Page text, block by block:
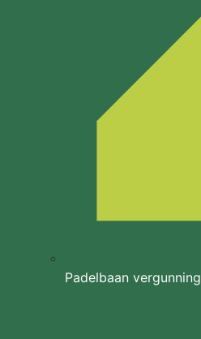
Padelbaan vergunning